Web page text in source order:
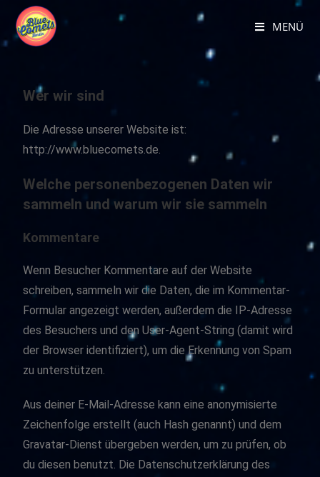
MENÜ
Wer wir sind
Die Adresse unserer Website ist:
http://www.bluecomets.de.
Welche personenbezogenen Daten wir
sammeln und warum wir sie sammeln
Kommentare
Wenn Besucher Kommentare auf der Website
schreiben, sammeln wir die Daten, die im Kommentar-
Formular angezeigt werden, außerdem die IP-Adresse
des Besuchers und den User-Agent-String (damit wird
der Browser identifiziert), um die Erkennung von Spam
zu unterstützen.
Aus deiner E-Mail-Adresse kann eine anonymisierte
Zeichenfolge erstellt (auch Hash genannt) und dem
Gravatar-Dienst übergeben werden, um zu prüfen, ob
du diesen benutzt. Die Datenschutzerklärung des